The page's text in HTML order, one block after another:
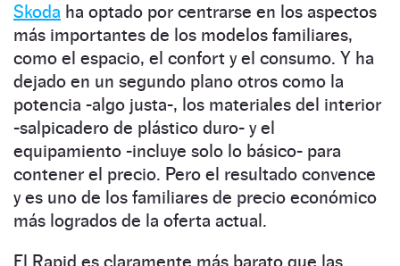
Skoda ha optado por centrarse en los aspectos
más importantes de los modelos familiares,
como el espacio, el confort y el consumo. Y ha
dejado en un segundo plano otros como la
potencia -algo justa-, los materiales del interior
-salpicadero de plástico duro- y el
equipamiento -incluye solo lo básico- para
contener el precio. Pero el resultado convence
y es uno de los familiares de precio económico
más logrados de la oferta actual.